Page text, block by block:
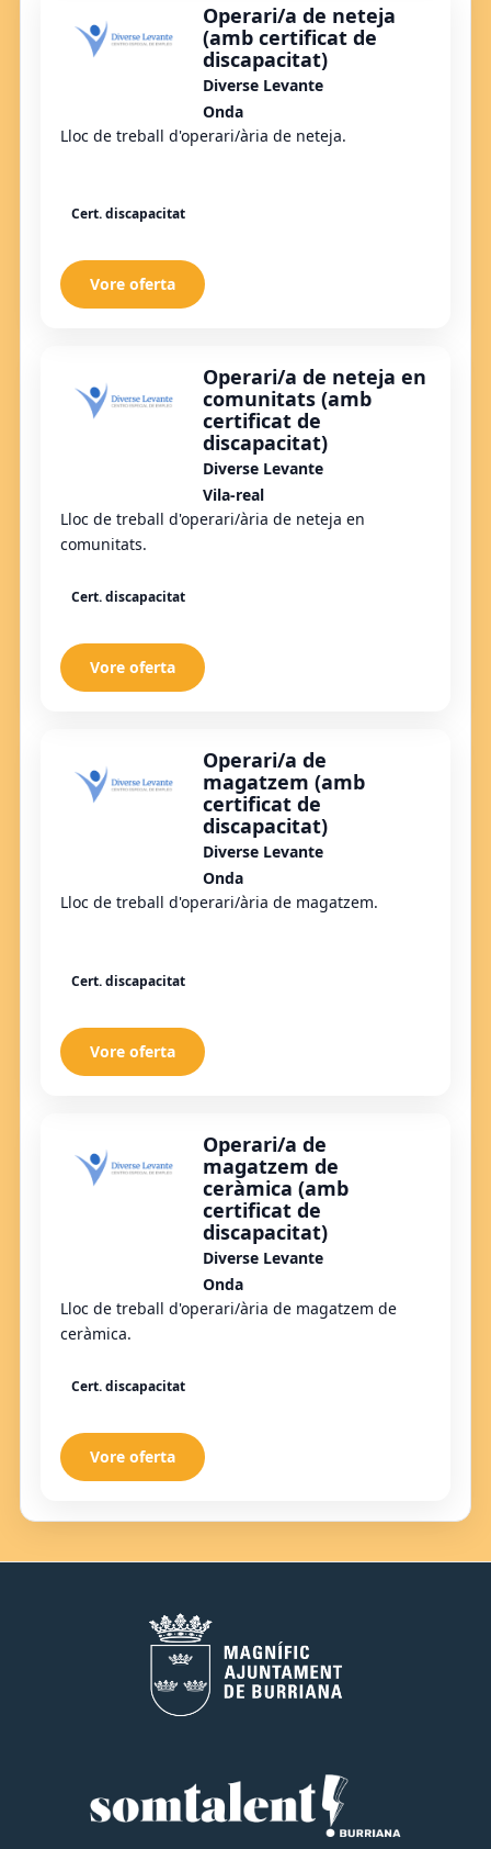
Operari/a de neteja
(amb certificat de
discapacitat)
Diverse Levante
Onda
Lloc de treball d'operari/ària de neteja.
Cert. discapacitat
Vore oferta
Operari/a de neteja en
comunitats (amb
certificat de
discapacitat)
Diverse Levante
Vila-real
Lloc de treball d'operari/ària de neteja en
comunitats.
Cert. discapacitat
Vore oferta
Operari/a de
magatzem (amb
certificat de
discapacitat)
Diverse Levante
Onda
Lloc de treball d'operari/ària de magatzem.
Cert. discapacitat
Vore oferta
Operari/a de
magatzem de
ceràmica (amb
certificat de
discapacitat)
Diverse Levante
Onda
Lloc de treball d'operari/ària de magatzem de
ceràmica.
Cert. discapacitat
Vore oferta